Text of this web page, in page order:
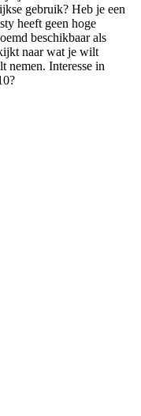
gebruik? Heb je een
heeft geen hoge
beschikbaar als
naar wat je wilt
nemen. Interesse in